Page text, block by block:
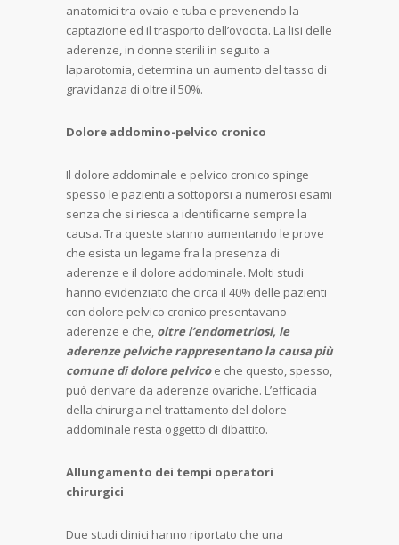
anatomici tra ovaio e tuba e prevenendo la
captazione ed il trasporto dell’ovocita. La lisi delle
aderenze, in donne sterili in seguito a
laparotomia, determina un aumento del tasso di
gravidanza di oltre il 50%.
Dolore addomino-pelvico cronico
Il dolore addominale e pelvico cronico spinge
spesso le pazienti a sottoporsi a numerosi esami
senza che si riesca a identificarne sempre la
causa. Tra queste stanno aumentando le prove
che esista un legame fra la presenza di
aderenze e il dolore addominale. Molti studi
hanno evidenziato che circa il 40% delle pazienti
con dolore pelvico cronico presentavano
aderenze e che, oltre l’endometriosi, le
aderenze pelviche rappresentano la causa più
comune di dolore pelvicoe che questo, spesso,
può derivare da aderenze ovariche. L’efficacia
della chirurgia nel trattamento del dolore
addominale resta oggetto di dibattito.
Allungamento dei tempi operatori
chirurgici
Due studi clinici hanno riportato che una